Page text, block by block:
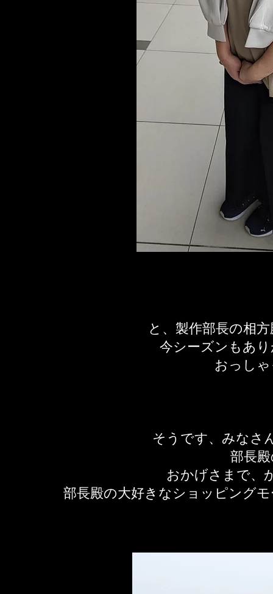
と、製作部長の相
今シーズンもあ
おっし
そうです、みなさ
部長
おかげさまで、
部長殿の大好きなショッピング